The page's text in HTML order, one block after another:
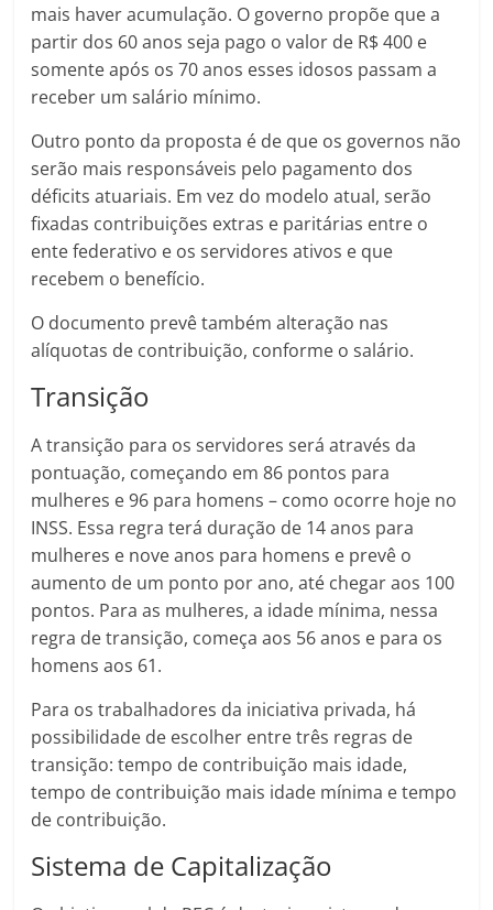
mais haver acumulação. O governo propõe que a
partir dos 60 anos seja pago o valor de R$ 400 e
somente após os 70 anos esses idosos passam a
receber um salário mínimo.
Outro ponto da proposta é de que os governos não
serão mais responsáveis pelo pagamento dos
déficits atuariais. Em vez do modelo atual, serão
fixadas contribuições extras e paritárias entre o
ente federativo e os servidores ativos e que
recebem o benefício.
O documento prevê também alteração nas
alíquotas de contribuição, conforme o salário.
Transição
A transição para os servidores será através da
pontuação, começando em 86 pontos para
mulheres e 96 para homens – como ocorre hoje no
INSS. Essa regra terá duração de 14 anos para
mulheres e nove anos para homens e prevê o
aumento de um ponto por ano, até chegar aos 100
pontos. Para as mulheres, a idade mínima, nessa
regra de transição, começa aos 56 anos e para os
homens aos 61.
Para os trabalhadores da iniciativa privada, há
possibilidade de escolher entre três regras de
transição: tempo de contribuição mais idade,
tempo de contribuição mais idade mínima e tempo
de contribuição.
Sistema de Capitalização